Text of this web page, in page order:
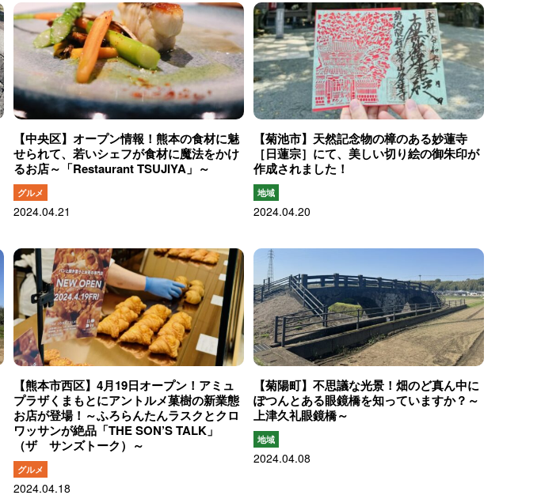
【中央区】オープン情報！熊本の食材に魅
せられて、若いシェフが食材に魔法をかけ
るお店～「Restaurant TSUJIYA」～
グルメ
2024.04.21
【菊池市】天然記念物の樟のある妙蓮寺
［日蓮宗］にて、美しい切り絵の御朱印が
作成されました！
地域
2024.04.20
【熊本市西区】4月19日オープン！アミュ
プラザくまもとにアントルメ菓樹の新業態
お店が登場！～ふろらんたんラスクとクロ
ワッサンが絶品「THE SON’S TALK」
（ザ サンズトーク）～
グルメ
2024.04.18
【菊陽町】不思議な光景！畑のど真ん中に
ぽつんとある眼鏡橋を知っていますか？～
上津久礼眼鏡橋～
地域
2024.04.08